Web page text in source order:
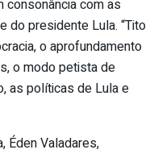
consonância com as
do presidente Lula. “Tito
o aprofundamento
o modo petista de
as políticas de Lula e
Éden Valadares,